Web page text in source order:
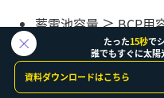
蓄電池容量 ≥ BCP用
たった15秒で
誰でもすぐに太陽
資料ダウンロードはこちら